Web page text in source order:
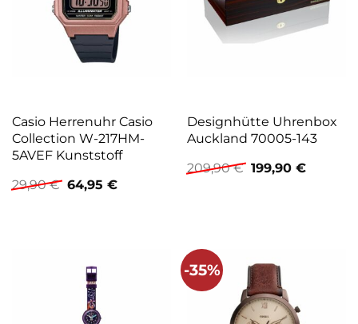
Casio Herrenuhr Casio
Collection W-217HM-
5AVEF Kunststoff
29,90€ Ursprünglicher
Preis
64,95 €Aktueller
Designhütte Uhrenbox
Auckland 70005-143
209,90€ Ursprünglicher
Preis
199,90 €
-35%